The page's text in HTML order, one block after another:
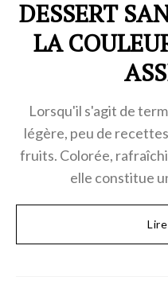
DESSERT
LA
Lorsqu'il s'agit de
légère, peu de
fruits. Colorée,
elle constitue